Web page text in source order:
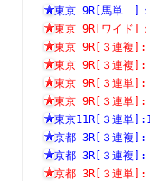
東京 9R[馬単　]
東京 9R[ワイド]
東京 9R[３連複
東京 9R[３連複
東京 9R[３連単
東京 9R[３連単
東京11R[３連単
京都 3R[３連
京都 3R[３
京都 3R[３